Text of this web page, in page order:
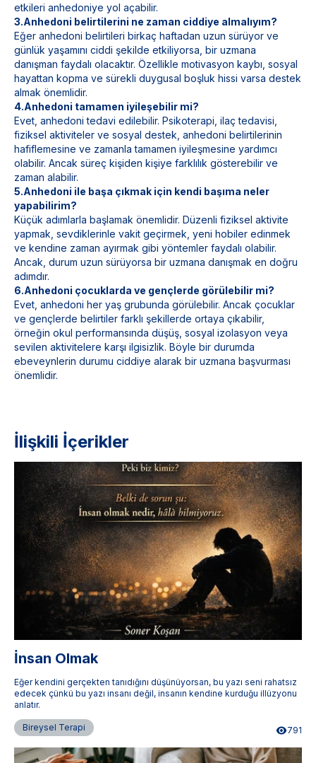
etkileri anhedoniye yol açabilir.
3.Anhedoni belirtilerini ne zaman ciddiye almalıyım?
Eğer anhedoni belirtileri birkaç haftadan uzun sürüyor ve
günlük yaşamını ciddi şekilde etkiliyorsa, bir uzmana
danışman faydalı olacaktır. Özellikle motivasyon kaybı, sosyal
hayattan kopma ve sürekli duygusal boşluk hissi varsa destek
almak önemlidir.
4.Anhedoni tamamen iyileşebilir mi?
Evet, anhedoni tedavi edilebilir. Psikoterapi, ilaç tedavisi,
fiziksel aktiviteler ve sosyal destek, anhedoni belirtilerinin
hafiflemesine ve zamanla tamamen iyileşmesine yardımcı
olabilir. Ancak süreç kişiden kişiye farklılık gösterebilir ve
zaman alabilir.
5.Anhedoni ile başa çıkmak için kendi başıma neler
yapabilirim?
Küçük adımlarla başlamak önemlidir. Düzenli fiziksel aktivite
yapmak, sevdiklerinle vakit geçirmek, yeni hobiler edinmek
ve kendine zaman ayırmak gibi yöntemler faydalı olabilir.
Ancak, durum uzun sürüyorsa bir uzmana danışmak en doğru
adımdır.
6.Anhedoni çocuklarda ve gençlerde görülebilir mi?
Evet, anhedoni her yaş grubunda görülebilir. Ancak çocuklar
ve gençlerde belirtiler farklı şekillerde ortaya çıkabilir,
örneğin okul performansında düşüş, sosyal izolasyon veya
sevilen aktivitelere karşı ilgisizlik. Böyle bir durumda
ebeveynlerin durumu ciddiye alarak bir uzmana başvurması
önemlidir.
İlişkili İçerikler
İnsan Olmak
Eğer kendini gerçekten tanıdığını düşünüyorsan, bu yazı seni rahatsız
edecek çünkü bu yazı insanı değil, insanın kendine kurduğu illüzyonu
anlatır.
Bireysel Terapi 791